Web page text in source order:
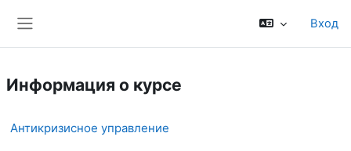
Вход
Информация о курсе
Антикризисное управление